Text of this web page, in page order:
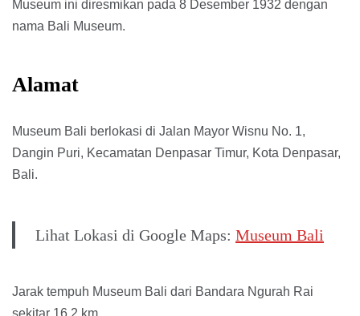
Museum ini diresmikan pada 8 Desember 1932 dengan
nama Bali Museum.
Alamat
Museum Bali berlokasi di Jalan Mayor Wisnu No. 1,
Dangin Puri, Kecamatan Denpasar Timur, Kota Denpasar,
Bali.
Lihat Lokasi di Google Maps: Museum Bali
Jarak tempuh Museum Bali dari Bandara Ngurah Rai
sekitar 16,2 km.